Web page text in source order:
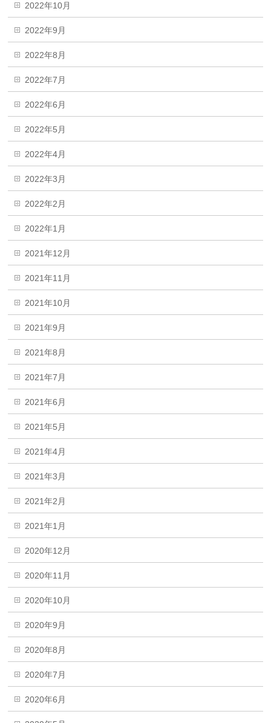
2022年10月
2022年9月
2022年8月
2022年7月
2022年6月
2022年5月
2022年4月
2022年3月
2022年2月
2022年1月
2021年12月
2021年11月
2021年10月
2021年9月
2021年8月
2021年7月
2021年6月
2021年5月
2021年4月
2021年3月
2021年2月
2021年1月
2020年12月
2020年11月
2020年10月
2020年9月
2020年8月
2020年7月
2020年6月